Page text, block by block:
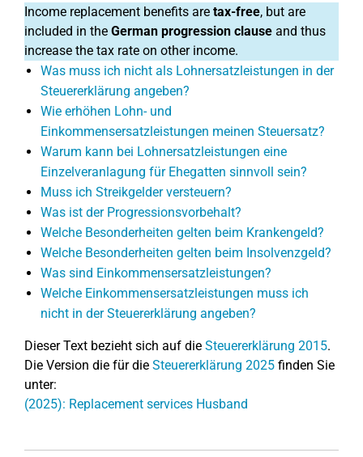
Income replacement benefits are tax-free, but are
included in the German progression clause and thus
increase the tax rate on other income.
Was muss ich nicht als Lohnersatzleistungen in der
Steuererklärung angeben?
Wie erhöhen Lohn- und
Einkommensersatzleistungen meinen Steuersatz?
Warum kann bei Lohnersatzleistungen eine
Einzelveranlagung für Ehegatten sinnvoll sein?
Muss ich Streikgelder versteuern?
Was ist der Progressionsvorbehalt?
Welche Besonderheiten gelten beim Krankengeld?
Welche Besonderheiten gelten beim Insolvenzgeld?
Was sind Einkommensersatzleistungen?
Welche Einkommensersatzleistungen muss ich
nicht in der Steuererklärung angeben?
Dieser Text bezieht sich auf die Steuererklärung 2015.
Die Version die für die Steuererklärung 2025 finden Sie
unter:
(2025): Replacement services Husband